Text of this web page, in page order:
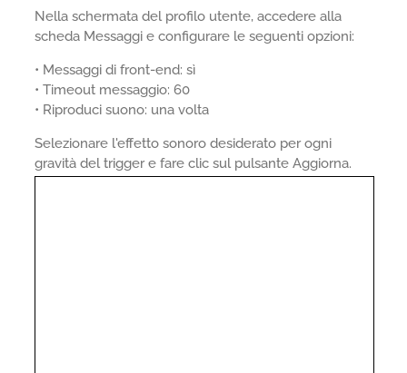
Nella schermata del profilo utente, accedere alla
scheda Messaggi e configurare le seguenti opzioni:
• Messaggi di front-end: sì
• Timeout messaggio: 60
• Riproduci suono: una volta
Selezionare l'effetto sonoro desiderato per ogni
gravità del trigger e fare clic sul pulsante Aggiorna.